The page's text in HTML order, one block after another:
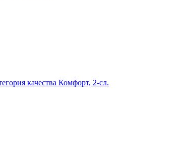
качества Комфорт, 2-сл.